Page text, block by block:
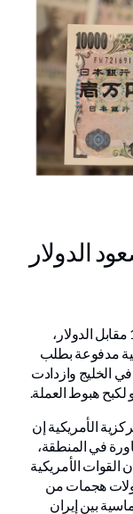
160 مع صعود الدولار
مباشر- انخفاض الين الياباني إلى مستوى 160 مقابل الدولار،
مدفوعة بطلب
الخليج وازدادت
هبوط العملة.
الأمريكية إن
في المنطقة،
الأمريكية
هجمات من
بين إيران